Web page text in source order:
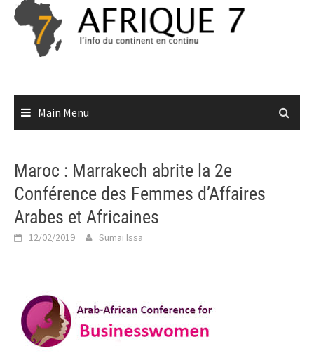
Skip
content
Main Menu
Maroc : Marrakech abrite la 2e
Conférence des Femmes d’Affaires
Arabes et Africaines
12/02/2019 Sumai Issa